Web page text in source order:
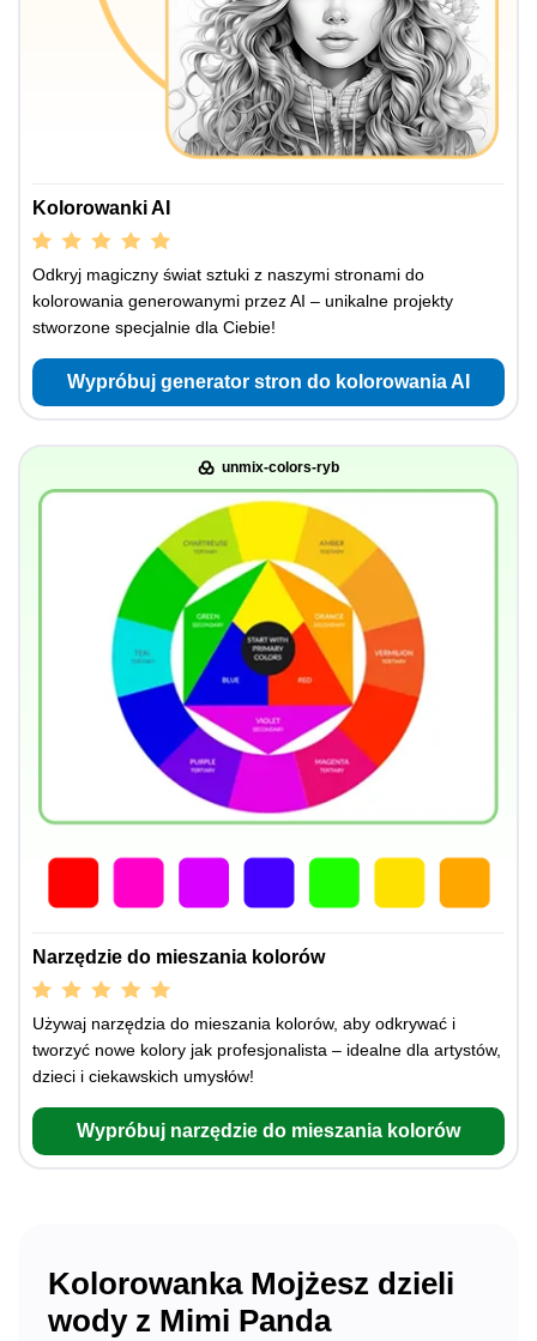
Kolorowanki AI
Odkryj magiczny świat sztuki z naszymi stronami do
kolorowania generowanymi przez AI – unikalne projekty
stworzone specjalnie dla Ciebie!
Wypróbuj generator stron do kolorowania AI
unmix-colors-ryb
Narzędzie do mieszania kolorów
Używaj narzędzia do mieszania kolorów, aby odkrywać i
tworzyć nowe kolory jak profesjonalista – idealne dla artystów,
dzieci i ciekawskich umysłów!
Wypróbuj narzędzie do mieszania kolorów
Kolorowanka Mojżesz dzieli
wody z Mimi Panda